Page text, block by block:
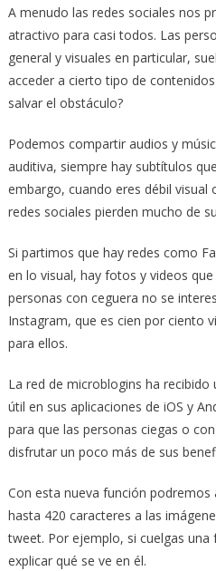
A menudo las redes sociales nos
atractivo para casi todos. Las
general y visuales en particular,
acceder a cierto tipo de
salvar el obstáculo?
Podemos compartir audios y
auditiva, siempre hay subtítulos
embargo, cuando eres débil visual
redes sociales pierden mucho de
Si partimos que hay redes como
en lo visual, hay fotos y videos
personas con ceguera no se
Instagram, que es cien por ciento
para ellos.
La red de microblogins ha
útil en sus aplicaciones de iOS y
para que las personas ciegas o
disfrutar un poco más de sus
Con esta nueva función
hasta 420 caracteres a las
tweet. Por ejemplo, si cuelgas
explicar qué se ve en él.